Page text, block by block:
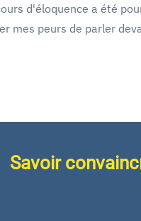
d'éloquence a été
mes peurs de parler
Savoir